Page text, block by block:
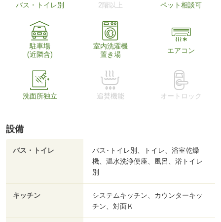
バス・トイレ別 2階以上 ペット相談可
駐車場
(近隣含)
室内洗濯機
置き場
エアコン
洗面所独立 追焚機能 オートロック
設備
バス・トイレ
バス･トイレ別、トイレ、浴室乾燥
機、温水洗浄便座、風呂、浴トイレ
別
キッチン
システムキッチン、カウンターキッ
チン、対面Ｋ